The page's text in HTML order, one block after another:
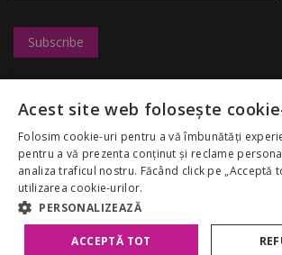
Marketing
Regulamentul
Palas Mall
My Account
GDPR
Congresshall
Targuri
Restaurante
Reduceri
Despre noi
Copyright 2026 Palas Mall. Toate drepturile
Acest site web folosește
Folosim cookie-uri pentru a vă îmbunătăți
pentru a vă prezenta conținut și reclame
analiza traficul nostru. Făcând click pe „Acceptă
utilizarea cookie-urilor.
PERSONALIZEAZĂ
ACCEPTĂ TOT